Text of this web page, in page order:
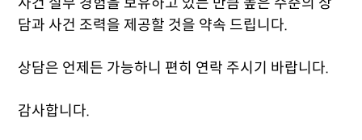
담과 사건 조력을 제공할 것을 약속 드립니다.
상담은 언제든 가능하니 편히 연락 주시기 바랍니다.
감사합니다.